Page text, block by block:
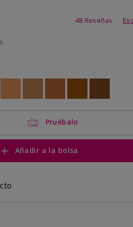
5 de 5
48 Reseñas
Pruébalo
Añadir a la bolsa